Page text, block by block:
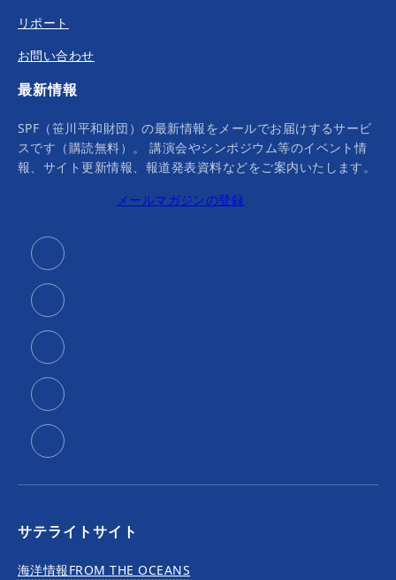
リポート
お問い合わせ
最新情報
SPF（笹川平和財団）の最新情報をメールでお届けするサービ
スです（購読無料）。 講演会やシンポジウム等のイベント情
報、サイト更新情報、報道発表資料などをご案内いたします。
メールマガジンの登録
サテライトサイト
海洋情報FROM THE OCEANS